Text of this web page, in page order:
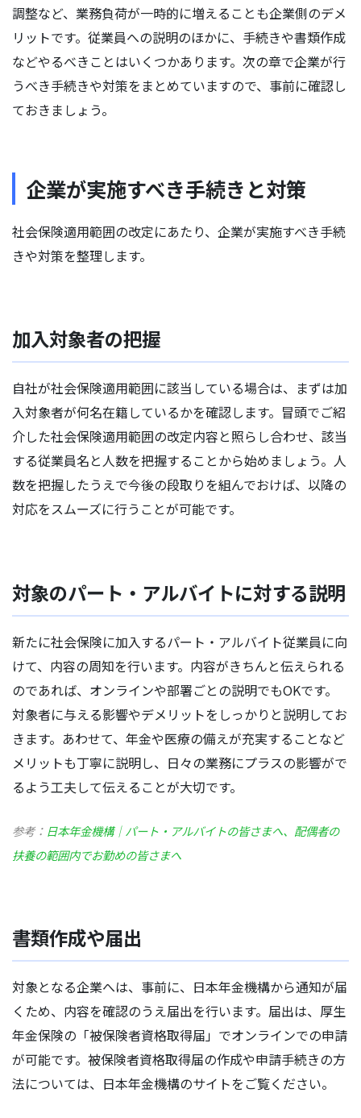
調整など、業務負荷が一時的に増えることも企業側のデメ
リットです。従業員への説明のほかに、手続きや書類作成
などやるべきことはいくつかあります。次の章で企業が行
うべき手続きや対策をまとめていますので、事前に確認し
ておきましょう。
企業が実施すべき手続きと対策
社会保険適用範囲の改定にあたり、企業が実施すべき手続
きや対策を整理します。
加入対象者の把握
自社が社会保険適用範囲に該当している場合は、まずは加
入対象者が何名在籍しているかを確認します。冒頭でご紹
介した社会保険適用範囲の改定内容と照らし合わせ、該当
する従業員名と人数を把握することから始めましょう。人
数を把握したうえで今後の段取りを組んでおけば、以降の
対応をスムーズに行うことが可能です。
対象のパート・アルバイトに対する説明
新たに社会保険に加入するパート・アルバイト従業員に向
けて、内容の周知を行います。内容がきちんと伝えられる
のであれば、オンラインや部署ごとの説明でもOKです。
対象者に与える影響やデメリットをしっかりと説明してお
きます。あわせて、年金や医療の備えが充実することなど
メリットも丁寧に説明し、日々の業務にプラスの影響がで
るよう工夫して伝えることが大切です。
参考： 日本年金機構｜パート・アルバイトの皆さまへ、配偶者の
扶養の範囲内でお勤めの皆さまへ
書類作成や届出
対象となる企業へは、事前に、日本年金機構から通知が届
くため、内容を確認のうえ届出を行います。届出は、厚生
年金保険の「被保険者資格取得届」でオンラインでの申請
が可能です。被保険者資格取得届の作成や申請手続きの方
法については、日本年金機構のサイトをご覧ください。